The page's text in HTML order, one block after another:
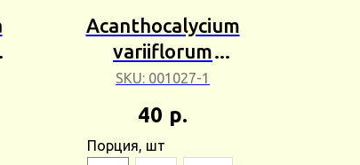
Acanthocalycium
variiflorum
(Акантокалициум
Варифорум) Сбор 25г
SKU: 001027-1
40 р.
Порция, шт